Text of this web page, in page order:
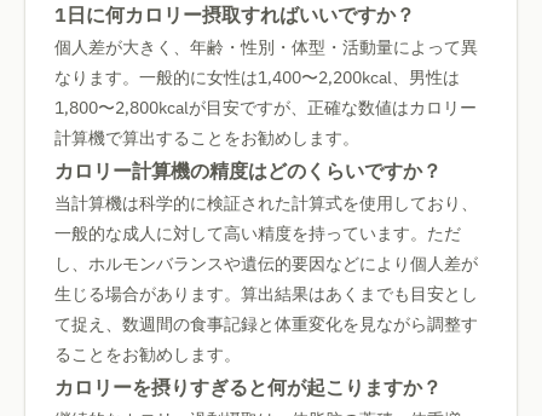
1日に何カロリー摂取すればいいですか？
個人差が大きく、年齢・性別・体型・活動量によって異
なります。一般的に女性は1,400〜2,200kcal、男性は
1,800〜2,800kcalが目安ですが、正確な数値はカロリー
計算機で算出することをお勧めします。
カロリー計算機の精度はどのくらいですか？
当計算機は科学的に検証された計算式を使用しており、
一般的な成人に対して高い精度を持っています。ただ
し、ホルモンバランスや遺伝的要因などにより個人差が
生じる場合があります。算出結果はあくまでも目安とし
て捉え、数週間の食事記録と体重変化を見ながら調整す
ることをお勧めします。
カロリーを摂りすぎると何が起こりますか？